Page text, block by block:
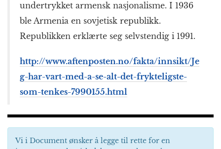
undertrykket armensk nasjonalisme. I 1936
ble Armenia en sovjetisk republikk.
Republikken erklærte seg selvstendig i 1991.
http://www.aftenposten.no/fakta/innsikt/Je
g-har-vart-med-a-se-alt-det-frykteligste-
som-tenkes-7990155.html
Vi i Document ønsker å legge til rette for en